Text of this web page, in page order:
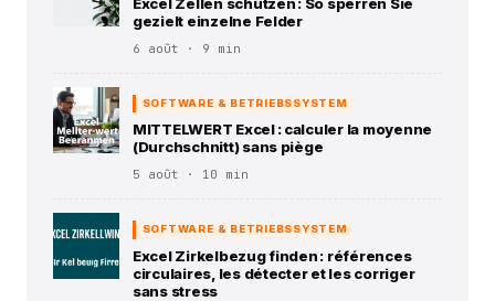
gezielt einzelne Felder
6 août · 9 min
SOFTWARE & BETRIEBSSYSTEM
MITTELWERT Excel : calculer la moyenne
(Durchschnitt) sans piège
5 août · 10 min
SOFTWARE & BETRIEBSSYSTEM
Excel Zirkelbezug finden : références
circulaires, les détecter et les corriger
sans stress